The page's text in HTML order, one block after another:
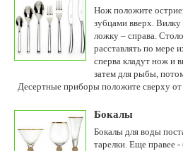
Нож положите
зубцами вверх.
ложку – справа.
расставлять по мере
сперва кладут нож и
затем для рыбы,
Десертные приборы положите сверху от
Бокалы
Бокалы для воды
тарелки. Еще правее -